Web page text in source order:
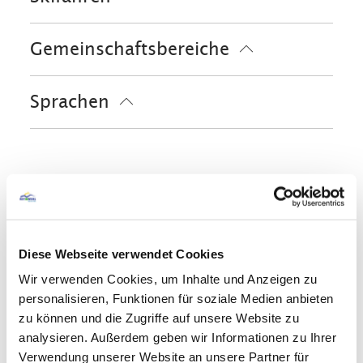
Diese Webseite verwendet Cookies
Wir verwenden Cookies, um Inhalte und Anzeigen zu
personalisieren, Funktionen für soziale Medien anbieten
zu können und die Zugriffe auf unsere Website zu
analysieren. Außerdem geben wir Informationen zu Ihrer
Verwendung unserer Website an unsere Partner für
unseren eigenen Leistungen weitere
kostenlose Leistungen zu erhalten, wie
Winkl, im Waldschwimmbad Kössen
sowie am Ostufer und der
Mit dem Auto sind Sie in einer Stunde
in München, Berchtesgaden, Salzburg,
am Königssee, am Chiemsee,
Kitzbühel, Zell am See und vielen
weiteren Ausflugs- und Skigebieten in
Tirol und im Salzburger Land.
Skischuhwärmer
Skischule
Gemeinschaftsbereiche
Sprachen
Zusatzleistungen